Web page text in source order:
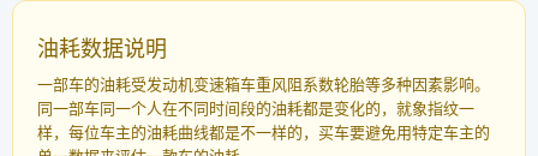
油耗数据说明
一部车的油耗受发动机变速箱车重风阻系数轮胎等多种因素影响。
同一部车同一个人在不同时间段的油耗都是变化的，就象指纹一
样，每位车主的油耗曲线都是不一样的，买车要避免用特定车主的